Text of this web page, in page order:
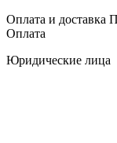
Оплата и доставка
Оплата
Юридические лица